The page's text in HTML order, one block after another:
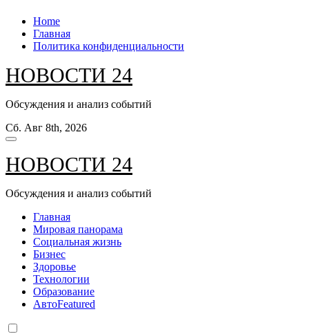
Перейти
содержанию
Home
Главная
Политика конфиденциальности
НОВОСТИ 24
Обсуждения и анализ событий
Сб. Авг 8th, 2026
НОВОСТИ 24
Обсуждения и анализ событий
Главная
Мировая панорама
Социальная жизнь
Бизнес
Здоровье
Технологии
Образование
АвтоFeatured